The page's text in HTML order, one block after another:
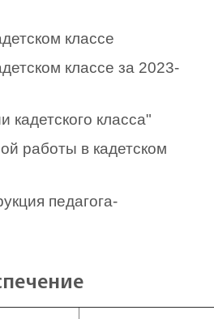
классе
классе за 2023-
кадетского класса"
работы в кадетском
педагога-